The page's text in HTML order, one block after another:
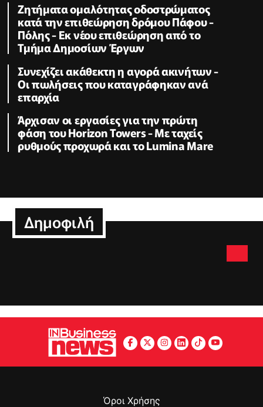
Zητήματα ομαλότητας οδοστρώματος
κατά την επιθεώρηση δρόμου Πάφου -
Πόλης - Εκ νέου επιθεώρηση από το
Τμήμα Δημοσίων Έργων
Συνεχίζει ακάθεκτη η αγορά ακινήτων -
Οι πωλήσεις που καταγράφηκαν ανά
επαρχία
Άρχισαν οι εργασίες για την πρώτη
φάση του Horizon Towers - Με ταχείς
ρυθμούς προχωρά και το Lumina Mare
Δημοφιλή
Όροι Χρήσης